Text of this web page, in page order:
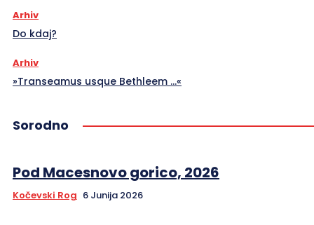
Arhiv
Do kdaj?
Arhiv
»Transeamus usque Bethleem …«
Sorodno
Pod Macesnovo gorico, 2026
Kočevski Rog 6 Junija 2026